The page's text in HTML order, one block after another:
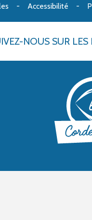
Accessibilité
NOUS SUR LES